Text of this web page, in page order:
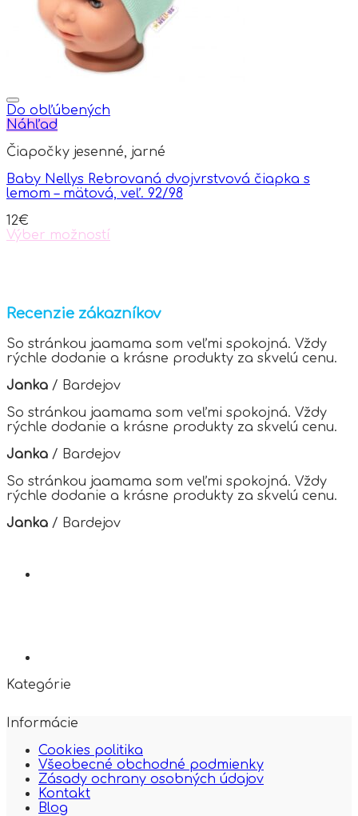
product
Do obľúbených
Náhľad
Čiapočky jesenné, jarné
Baby Nellys Rebrovaná dvojvrstvová čiapka s
lemom – mätová, veľ. 92/98
12€
Výber možností
variants.
The
options
may
be
chosen
on
the
product
page
Recenzie zákazníkov
So stránkou jaamama som veľmi spokojná. Vždy
rýchle dodanie a krásne produkty za skvelú cenu.
Janka / Bardejov
So stránkou jaamama som veľmi spokojná. Vždy
rýchle dodanie a krásne produkty za skvelú cenu.
Janka / Bardejov
So stránkou jaamama som veľmi spokojná. Vždy
rýchle dodanie a krásne produkty za skvelú cenu.
Janka / Bardejov
Kategórie
Informácie
Cookies politika
Všeobecné obchodné podmienky
Zásady ochrany osobných údajov
Kontakt
Blog